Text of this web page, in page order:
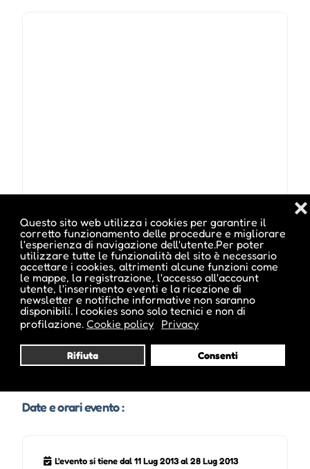
Questo sito web utilizza i cookies per garantire il
corretto funzionamento delle procedure e migliorare
l'esperienza di navigazione dell'utente.Per poter
utilizzare tutte le funzionalità del sito è necessario
accettare i cookies, altrimenti alcune funzioni come
le mappe, la registrazione, l'accesso all'account
utente, l'inserimento eventi e la ricezione di
newsletter e notifiche informative non saranno
disponibili. I cookies sono solo tecnici e non di
profilazione. Cookie policy Privacy
Rifiuta Consenti
❌
Location : Casa della Cultura
Indirizzo : Centro del paese, Fiè allo Sciliar, BZ
Sito Web : www.schlernmusicfestival.eu
Date e orari evento :
L'evento si tiene dal 11 Lug 2013 al 28 Lug 2013